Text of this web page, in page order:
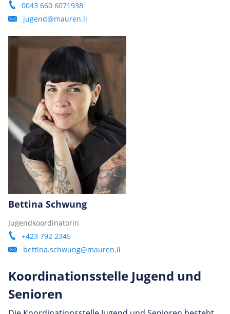
0043 660 6071938
jugend@mauren.li
Bettina Schwung
Jugendkoordinatorin
+423 792 2345
bettina.schwung@mauren.li
Koor­di­na­ti­onss­telle Jugend und
Senioren